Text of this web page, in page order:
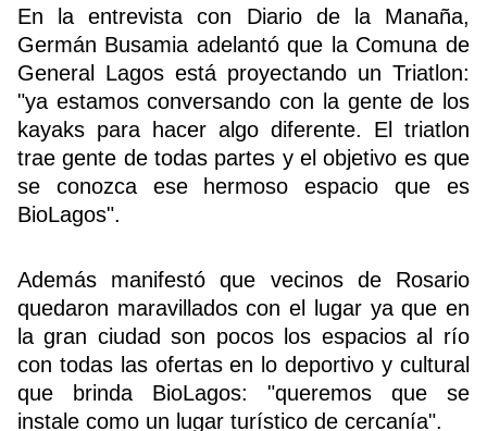
En la entrevista con Diario de la Manaña,
Germán Busamia adelantó que la Comuna de
General Lagos está proyectando un Triatlon:
"ya estamos conversando con la gente de los
kayaks para hacer algo diferente. El triatlon
trae gente de todas partes y el objetivo es que
se conozca ese hermoso espacio que es
BioLagos".
Además manifestó que vecinos de Rosario
quedaron maravillados con el lugar ya que en
la gran ciudad son pocos los espacios al río
con todas las ofertas en lo deportivo y cultural
que brinda BioLagos: "queremos que se
instale como un lugar turístico de cercanía".